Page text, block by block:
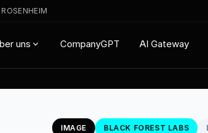
uns CompanyGPT AI Gateway
IMAGE BLACK FOREST LABS